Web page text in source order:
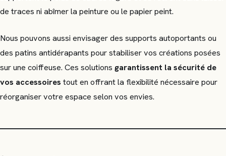
de traces ni abîmer la peinture ou le papier peint.
Nous pouvons aussi envisager des supports autoportants ou
des patins antidérapants pour stabiliser vos créations posées
sur une coiffeuse. Ces solutions garantissent la sécurité de
vos accessoires tout en offrant la flexibilité nécessaire pour
réorganiser votre espace selon vos envies.